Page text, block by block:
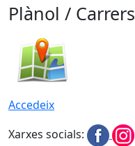
Plànol / Carrers
Accedeix
Xarxes socials: